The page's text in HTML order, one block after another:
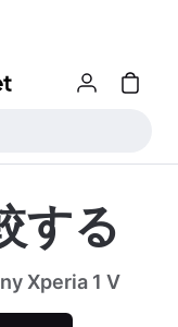
する
Xperia 1 V